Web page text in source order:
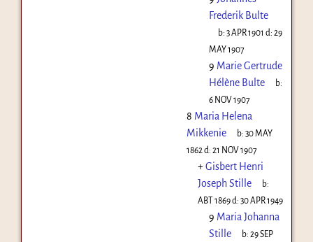
Frederik Bulte
b:3 APR 1901 d:29
MAY 1907
9 Marie Gertrude
Hélène Bulte
b:
6 NOV 1907
8 Maria Helena
Mikkenie
b:30 MAY
1862 d: 21 NOV 1907
+Gisbert Henri
Joseph Stille
b:
ABT 1869d: 30 APR 1949
9 Maria Johanna
Stille
b:29 SEP